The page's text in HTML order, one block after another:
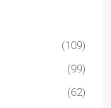
(109)
(99)
(62)